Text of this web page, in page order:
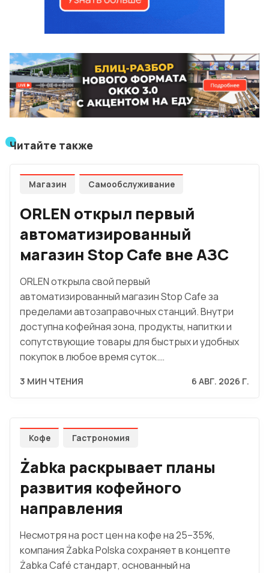
Читайте также
Магазин Самообслуживание
ORLEN открыл первый
автоматизированный
магазин Stop Cafe вне АЗС
ORLEN открыла свой первый
автоматизированный магазин Stop Cafe за
пределами автозаправочных станций. Внутри
доступна кофейная зона, продукты, напитки и
сопутствующие товары для быстрых и удобных
покупок в любое время суток.…
3 МИН ЧТЕНИЯ 6 АВГ. 2026 Г.
Кофе Гастрономия
Żabka раскрывает планы
развития кофейного
направления
Несмотря на рост цен на кофе на 25–35%,
компания Żabka Polska сохраняет в концепте
Żabka Café стандарт, основанный на